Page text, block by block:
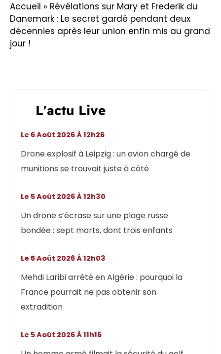
Accueil » Révélations sur Mary et Frederik du
Danemark : Le secret gardé pendant deux
décennies après leur union enfin mis au grand
jour !
L'actu Live
Drone explosif à Leipzig : un avion chargé de
munitions se trouvait juste à côté
Le 6 Août 2026 À 12h26
Un drone s’écrase sur une plage russe
bondée : sept morts, dont trois enfants
Le 5 Août 2026 À 12h30
Mehdi Laribi arrêté en Algérie : pourquoi la
France pourrait ne pas obtenir son
extradition
Le 5 Août 2026 À 12h03
Le 5 Août 2026 À 11h16